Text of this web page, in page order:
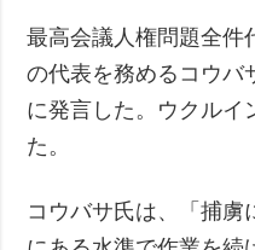
動画
最高会議人権問題全件
の代表を務めるコウバ
に発言した。ウクルイ
た。
コウバサ氏は、「捕虜